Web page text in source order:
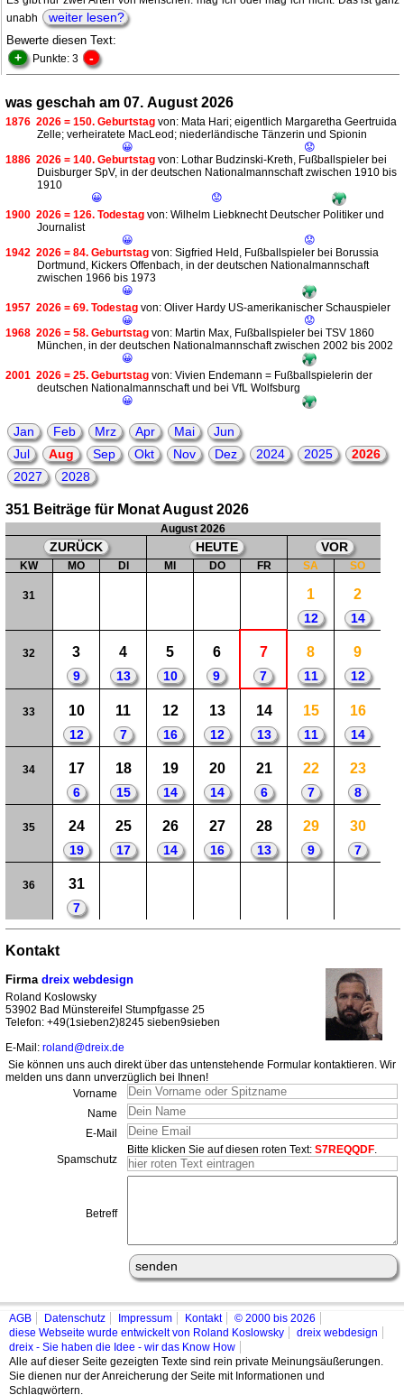
unabh
weiter lesen?
Bewerte diesen Text:
+ Punkte: 3 -
was geschah am 07. August 2026
1876 2026 = 150. Geburtstag von: Mata Hari; eigentlich Margaretha Geertruida
Zelle; verheiratete MacLeod; niederländische Tänzerin und Spionin
😀
😟
1886 2026 = 140. Geburtstag von: Lothar Budzinski-Kreth, Fußballspieler bei
Duisburger SpV, in der deutschen Nationalmannschaft zwischen 1910 bis
1910
😀
😟
1900 2026 = 126. Todestag von: Wilhelm Liebknecht Deutscher Politiker und
Journalist
😀
😟
1942 2026 = 84. Geburtstag von: Sigfried Held, Fußballspieler bei Borussia
Dortmund, Kickers Offenbach, in der deutschen Nationalmannschaft
zwischen 1966 bis 1973
😀
1957 2026 = 69. Todestag von: Oliver Hardy US-amerikanischer Schauspieler
😀
😟
1968 2026 = 58. Geburtstag von: Martin Max, Fußballspieler bei TSV 1860
München, in der deutschen Nationalmannschaft zwischen 2002 bis 2002
😀
2001 2026 = 25. Geburtstag von: Vivien Endemann = Fußballspielerin der
deutschen Nationalmannschaft und bei VfL Wolfsburg
😀
Jan Feb Mrz Apr Mai
Jun
Jul
Aug Sep Okt Nov Dez 2024 2025
2026
2027
2028
351 Beiträge für Monat August 2026
August 2026
ZURÜCK HEUTE VOR
KW MO DI MI DO FR SA SO
31 1
12
2
14
32 3
9
4
13
5
10
6
9
7
7
8
11
9
12
33 10
12
11
7
12
16
13
12
14
13
15
11
16
14
34 17
6
18
15
19
14
20
14
21
6
22
7
23
8
35 24
19
25
17
26
14
27
16
28
13
29
9
30
7
36 31
7
Kontakt
Firma dreix webdesign
Roland Koslowsky
53902 Bad Münstereifel Stumpfgasse 25
Telefon: +49(1sieben2)8245 sieben9sieben
E-Mail: roland@dreix.de
Sie können uns auch direkt über das untenstehende Formular kontaktieren. Wir
melden uns dann unverzüglich bei Ihnen!
Vorname
Name
E-Mail
Spamschutz
Bitte klicken Sie auf diesen roten Text: S7REQQDF.
Betreff
AGB Datenschutz Impressum Kontakt
© 2000 bis 2026
diese Webseite wurde entwickelt von Roland Koslowsky
dreix webdesign
dreix - Sie haben die Idee - wir das Know How
Alle auf dieser Seite gezeigten Texte sind rein private Meinungsäußerungen.
Sie dienen nur der Anreicherung der Seite mit Informationen und
Schlagwörtern.